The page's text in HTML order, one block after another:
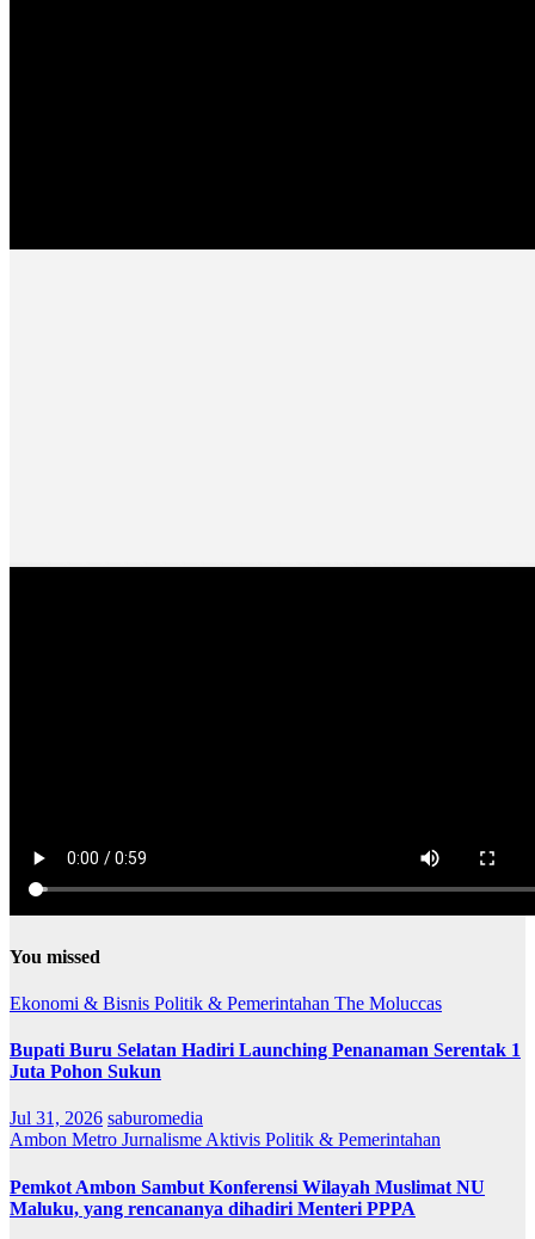
You missed
Ekonomi & Bisnis Politik & Pemerintahan The Moluccas
Bupati Buru Selatan Hadiri Launching Penanaman Serentak 1
Juta Pohon Sukun
Jul 31, 2026 saburomedia
Ambon Metro Jurnalisme Aktivis Politik & Pemerintahan
Pemkot Ambon Sambut Konferensi Wilayah Muslimat NU
Maluku, yang rencananya dihadiri Menteri PPPA